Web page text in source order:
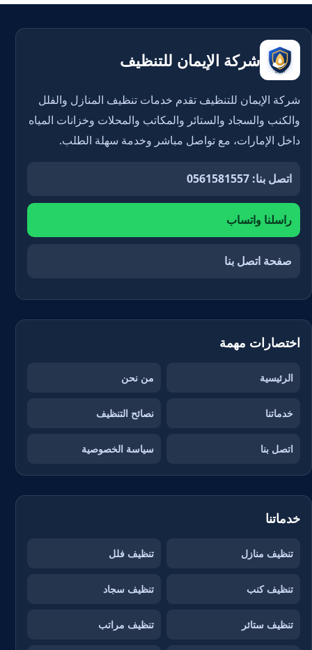
شركة الإيمان للتنظيف
شركة الإيمان للتنظيف تقدم خدمات تنظيف المنازل والفلل
والكنب والسجاد والستائر والمكاتب والمحلات وخزانات المياه
داخل الإمارات، مع تواصل مباشر وخدمة سهلة الطلب.
اتصل بنا: 0561581557
راسلنا واتساب
صفحة اتصل بنا
اختصارات مهمة
الرئيسية من نحن
خدماتنا نصائح التنظيف
اتصل بنا سياسة الخصوصية
خدماتنا
تنظيف منازل تنظيف فلل
تنظيف كنب تنظيف سجاد
تنظيف ستائر تنظيف مراتب